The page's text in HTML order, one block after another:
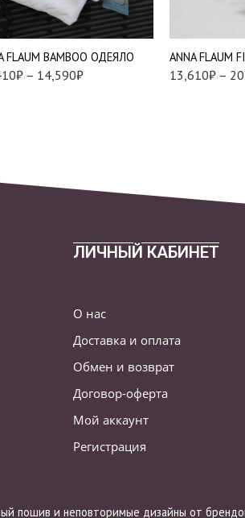
FLAUM BAMBOO ОДЕЯЛО
₽ – 14,590₽
ANNA FLAUM
13,610₽ –
Евро Макси
ЛИЧНЫЙ КАБИНЕТ
О нас
Доставка и оплата
Обмен и возврат
Договор-оферта
Мой аккаунт
Регистрация
пошив и неповторимые дизайны от